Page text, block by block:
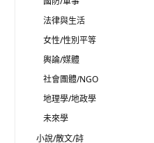
法律與生活
女性/性別平等
輿論/媒體
社會團體/NGO
地理學/地政學
未來學
小說/散文/詩